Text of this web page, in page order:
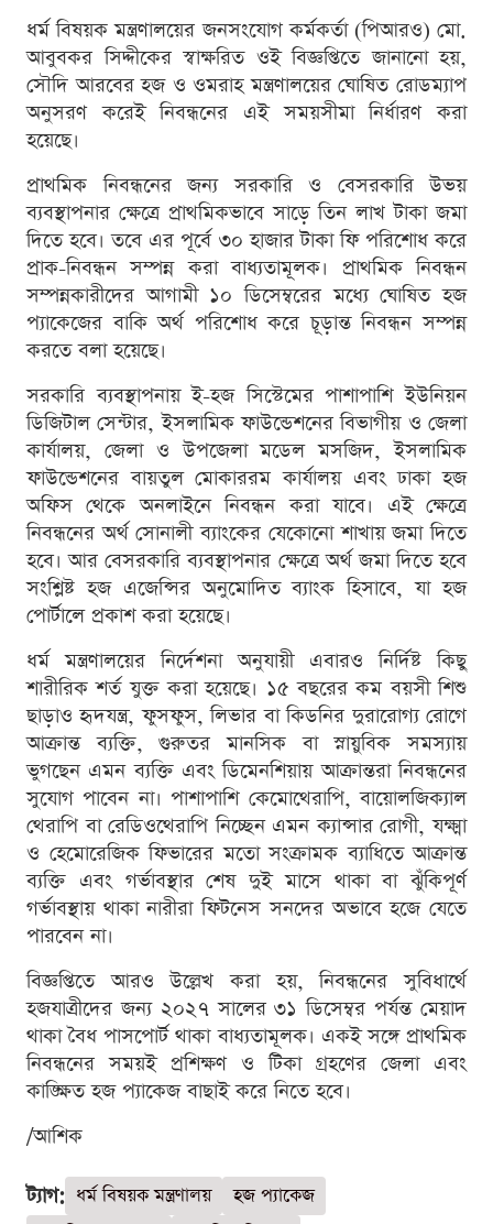
ধর্ম বিষয়ক মন্ত্রণালয়ের জনসংযোগ কর্মকর্তা (পিআরও) মো.
আবুবকর সিদ্দীকের স্বাক্ষরিত ওই বিজ্ঞপ্তিতে জানানো হয়,
সৌদি আরবের হজ ও ওমরাহ মন্ত্রণালয়ের ঘোষিত রোডম্যাপ
অনুসরণ করেই নিবন্ধনের এই সময়সীমা নির্ধারণ করা
হয়েছে।
প্রাথমিক নিবন্ধনের জন্য সরকারি ও বেসরকারি উভয়
ব্যবস্থাপনার ক্ষেত্রে প্রাথমিকভাবে সাড়ে তিন লাখ টাকা জমা
দিতে হবে। তবে এর পূর্বে ৩০ হাজার টাকা ফি পরিশোধ করে
প্রাক-নিবন্ধন সম্পন্ন করা বাধ্যতামূলক। প্রাথমিক নিবন্ধন
সম্পন্নকারীদের আগামী ১০ ডিসেম্বরের মধ্যে ঘোষিত হজ
প্যাকেজের বাকি অর্থ পরিশোধ করে চূড়ান্ত নিবন্ধন সম্পন্ন
করতে বলা হয়েছে।
সরকারি ব্যবস্থাপনায় ই-হজ সিস্টেমের পাশাপাশি ইউনিয়ন
ডিজিটাল সেন্টার, ইসলামিক ফাউন্ডেশনের বিভাগীয় ও জেলা
কার্যালয়, জেলা ও উপজেলা মডেল মসজিদ, ইসলামিক
ফাউন্ডেশনের বায়তুল মোকাররম কার্যালয় এবং ঢাকা হজ
অফিস থেকে অনলাইনে নিবন্ধন করা যাবে। এই ক্ষেত্রে
নিবন্ধনের অর্থ সোনালী ব্যাংকের যেকোনো শাখায় জমা দিতে
হবে। আর বেসরকারি ব্যবস্থাপনার ক্ষেত্রে অর্থ জমা দিতে হবে
সংশ্লিষ্ট হজ এজেন্সির অনুমোদিত ব্যাংক হিসাবে, যা হজ
পোর্টালে প্রকাশ করা হয়েছে।
ধর্ম মন্ত্রণালয়ের নির্দেশনা অনুযায়ী এবারও নির্দিষ্ট কিছু
শারীরিক শর্ত যুক্ত করা হয়েছে। ১৫ বছরের কম বয়সী শিশু
ছাড়াও হৃদযন্ত্র, ফুসফুস, লিভার বা কিডনির দুরারোগ্য রোগে
আক্রান্ত ব্যক্তি, গুরুতর মানসিক বা স্নায়ুবিক সমস্যায়
ভুগছেন এমন ব্যক্তি এবং ডিমেনশিয়ায় আক্রান্তরা নিবন্ধনের
সুযোগ পাবেন না। পাশাপাশি কেমোথেরাপি, বায়োলজিক্যাল
থেরাপি বা রেডিওথেরাপি নিচ্ছেন এমন ক্যান্সার রোগী, যক্ষ্মা
ও হেমোরেজিক ফিভারের মতো সংক্রামক ব্যাধিতে আক্রান্ত
ব্যক্তি এবং গর্ভাবস্থার শেষ দুই মাসে থাকা বা ঝুঁকিপূর্ণ
গর্ভাবস্থায় থাকা নারীরা ফিটনেস সনদের অভাবে হজে যেতে
পারবেন না।
বিজ্ঞপ্তিতে আরও উল্লেখ করা হয়, নিবন্ধনের সুবিধার্থে
হজযাত্রীদের জন্য ২০২৭ সালের ৩১ ডিসেম্বর পর্যন্ত মেয়াদ
থাকা বৈধ পাসপোর্ট থাকা বাধ্যতামূলক। একই সঙ্গে প্রাথমিক
নিবন্ধনের সময়ই প্রশিক্ষণ ও টিকা গ্রহণের জেলা এবং
কাঙ্ক্ষিত হজ প্যাকেজ বাছাই করে নিতে হবে।
/আশিক
ট্যাগ: ধর্ম বিষয়ক মন্ত্রণালয়
হজ প্যাকেজ